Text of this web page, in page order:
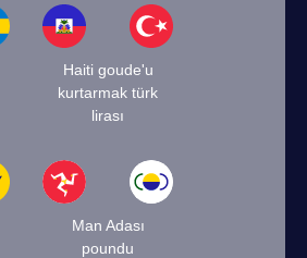
Haiti goude'u
kurtarmak türk
lirası
Man Adası
poundu